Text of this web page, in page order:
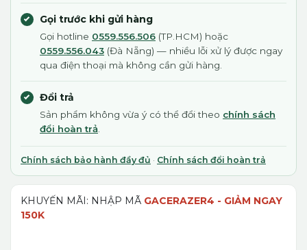
Gọi trước khi gửi hàng
Gọi hotline 0559.556.506 (TP.HCM) hoặc
0559.556.043 (Đà Nẵng) — nhiều lỗi xử lý được ngay
qua điện thoại mà không cần gửi hàng.
Đổi trả
Sản phẩm không vừa ý có thể đổi theo chính sách
đổi hoàn trả
Chính sách bảo hành đầy đủ · Chính sách đổi hoàn trả
KHUYẾN MÃI: NHẬP MÃ GACERAZER4 - GIẢM NGAY
150K